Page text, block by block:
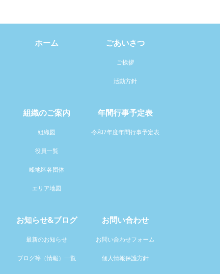
ホーム ごあいさつ
ご挨拶
活動方針
組織のご案内
組織図
役員一覧
峰地区各団体
エリア地図
年間行事予定表
令和7年度年間行事予定表
お知らせ&ブログ
最新のお知らせ
ブログ等（情報）一覧
お問い合わせ
お問い合わせフォーム
個人情報保護方針